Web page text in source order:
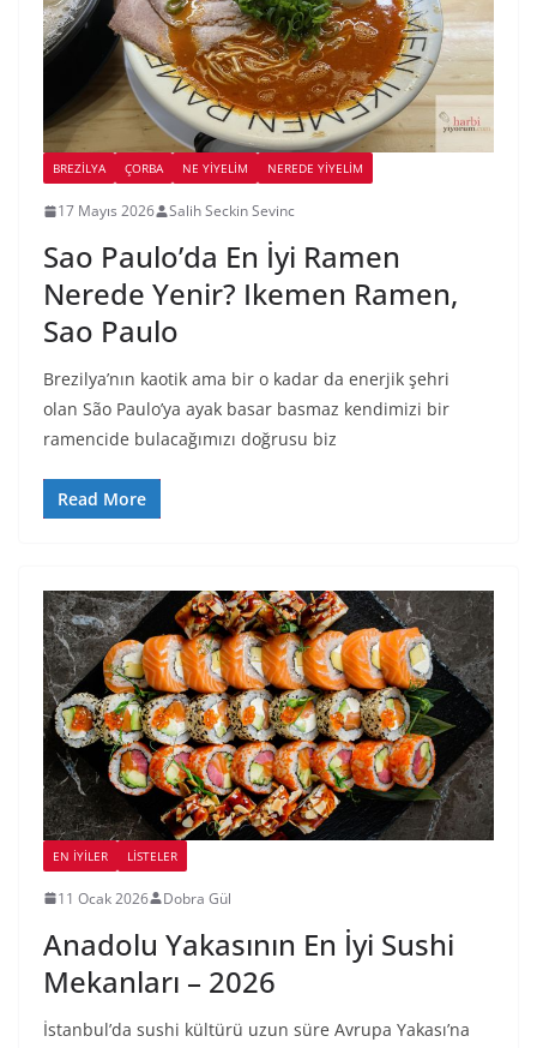
BREZILYA ÇORBA NE YİYELİM NEREDE YİYELİM
17 Mayıs 2026 Salih Seckin Sevinc
Sao Paulo’da En İyi Ramen
Nerede Yenir? Ikemen Ramen,
Sao Paulo
Brezilya’nın kaotik ama bir o kadar da enerjik şehri
olan São Paulo’ya ayak basar basmaz kendimizi bir
ramencide bulacağımızı doğrusu biz
Read More
EN İYILER LİSTELER
11 Ocak 2026 Dobra Gül
Anadolu Yakasının En İyi Sushi
Mekanları – 2026
İstanbul’da sushi kültürü uzun süre Avrupa Yakası’na